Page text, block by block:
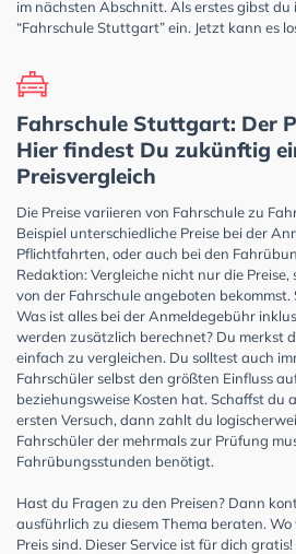
im nächsten Abschnitt. Als erstes gibst du
“Fahrschule Stuttgart” ein. Jetzt kann es
Fahrschule Stuttgart: Der
Hier findest Du zukünftig
Preisvergleich
Die Preise variieren von Fahrschule zu
Beispiel unterschiedliche Preise bei der
Pflichtfahrten, oder auch bei den
Redaktion: Vergleiche nicht nur die
von der Fahrschule angeboten bekommst.
Was ist alles bei der Anmeldegebühr
werden zusätzlich berechnet? Du merkst
einfach zu vergleichen. Du solltest auch
Fahrschüler selbst den größten Einfluss
beziehungsweise Kosten hat. Schaffst du
ersten Versuch, dann zahlt du
Fahrschüler der mehrmals zur Prüfung
Fahrübungsstunden benötigt.
Hast du Fragen zu den Preisen? Dann
ausführlich zu diesem Thema beraten.
Preis sind. Dieser Service ist für dich